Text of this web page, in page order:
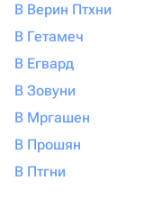
В Верин Птхни
В Гетамеч
В Егвард
В Зовуни
В Мргашен
В Прошян
В Птгни